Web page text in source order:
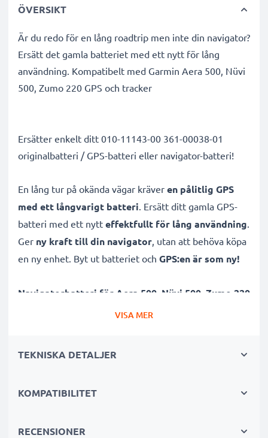
ÖVERSIKT
Är du redo för en lång roadtrip men inte din navigator?
Ersätt det gamla batteriet med ett nytt för lång
användning. Kompatibelt med Garmin Aera 500, Nüvi
500, Zumo 220 GPS och tracker
Ersätter enkelt ditt 010-11143-00 361-00038-01
originalbatteri / GPS-batteri eller navigator-batteri!
En lång tur på okända vägar kräver en pålitlig GPS
med ett långvarigt batteri. Ersätt ditt gamla GPS-
batteri med ett nytt effektfullt för lång användning.
Ger ny kraft till din navigator, utan att behöva köpa
en ny enhet. Byt ut batteriet och GPS:en är som ny!
Navigatorbatteri för Aera 500, Nüvi 500, Zumo 220
från CELLONIC hjälper dig på vägen
vi maximal frihet, även utan strömkälla. Kan även
destination, vare sig om du använder en bil-GPS,
VISA MER
TEKNISKA DETALJER
KOMPATIBILITET
RECENSIONER